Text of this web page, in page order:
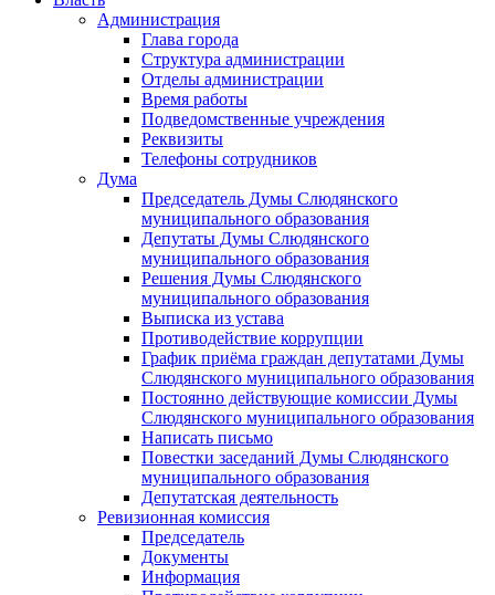
Администрация
Глава города
Структура администрации
Отделы администрации
Время работы
Подведомственные учреждения
Реквизиты
Телефоны сотрудников
Дума
Председатель Думы Слюдянского
муниципального образования
Депутаты Думы Слюдянского
муниципального образования
Решения Думы Слюдянского
муниципального образования
Выписка из устава
Противодействие коррупции
График приёма граждан депутатами Думы
Слюдянского муниципального образования
Постоянно действующие комиссии Думы
Слюдянского муниципального образования
Написать письмо
Повестки заседаний Думы Слюдянского
муниципального образования
Депутатская деятельность
Ревизионная комиссия
Председатель
Документы
Информация